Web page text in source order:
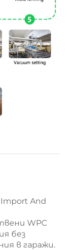
And
WPC
без
в гаражи.